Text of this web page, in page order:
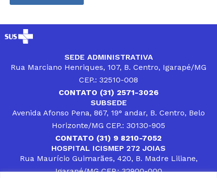
SEDE ADMINISTRATIVA
Rua Marciano Henriques, 107, B. Centro, Igarapé/MG
CEP.: 32510-008
CONTATO (31) 2571-3026
SUBSEDE
Avenida Afonso Pena, 867, 19° andar, B. Centro, Belo
Horizonte/MG CEP.: 30130-905
CONTATO (31) 9 8210-7052
HOSPITAL ICISMEP 272 JOIAS
Rua Maurício Guimarães, 420, B. Madre Liliane,
Igarapé/MG CEP.: 32900-000